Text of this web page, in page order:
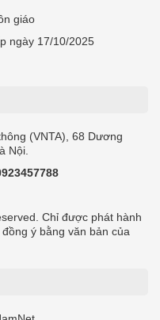
giáo
ngày 17/10/2025
(VNTA), 68 Dương
Nội.
Chỉ được phát hành
ý bằng văn bản của